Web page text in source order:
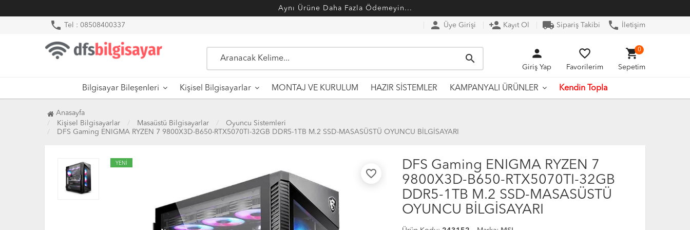
Aynı Ürüne Daha Fazla Ödemeyin...
phone Tel : 08508400337 person Üye Girişi person_add Kayıt Ol local_shipping Sipariş Takibi phone İletişim
search person
Giriş Yap
favorite_border
Favorilerim
shopping_cart
Sepetim
0
Bilgisayar Bileşenleri Kişisel Bilgisayarlar MONTAJ VE KURULUM HAZIR SİSTEMLER KAMPANYALI ÜRÜNLER Kendin Topla
Anasayfa
Kişisel Bilgisayarlar
Masaüstü Bilgisayarlar
Oyuncu Sistemleri
DFS Gaming ENIGMA RYZEN 7 9800X3D-B650-RTX5070TI-32GB DDR5-1TB M.2 SSD-MASASÜSTÜ OYUNCU BİLGİSAYARI
YENİ
favorite_border
DFS Gaming ENIGMA RYZEN 7
9800X3D-B650-RTX5070TI-32GB
DDR5-1TB M.2 SSD-MASASÜSTÜ
OYUNCU BİLGİSAYARI